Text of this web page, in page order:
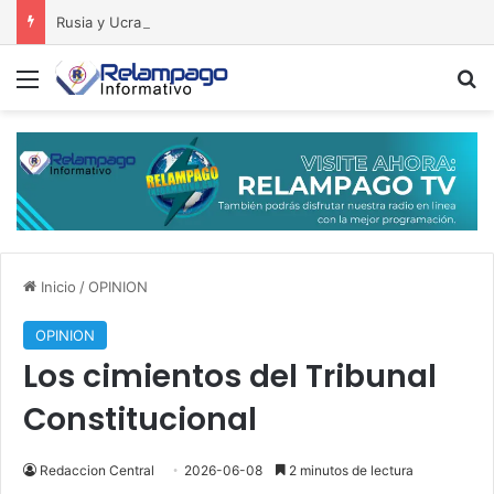
Menú
Inicio /OPINION
OPINION
Los cimientos del Tribunal
Constitucional
Redaccion Central 2026-06-08 2 minutos de lectura